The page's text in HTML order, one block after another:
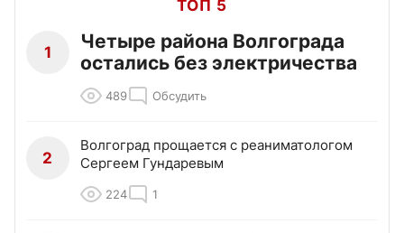
ТОП 5
1
Четыре района Волгограда
остались без электричества
489 Обсудить
2
Волгоград прощается с реаниматологом
Сергеем Гундаревым
224 1